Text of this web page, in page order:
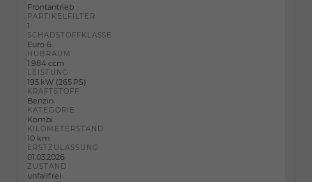
Frontantrieb
PARTIKELFILTER
1
SCHADSTOFFKLASSE
Euro 6
HUBRAUM
1.984 ccm
LEISTUNG
195 kW (265 PS)
KRAFTSTOFF
Benzin
KATEGORIE
Kombi
KILOMETERSTAND
10 km
ERSTZULASSUNG
01.03.2026
ZUSTAND
unfallfrei